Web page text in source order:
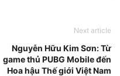
Next article
Nguyễn Hữu Kim Sơn: Từ
game thủ PUBG Mobile đến
Hoa hậu Thế giới Việt Nam